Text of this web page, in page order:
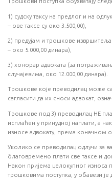
1) судску таксу на предлог и на
– ове таксе су око 3.500,00),
2) предујам и трошкове
– око 5.000,00 динара),
3) хонорар адвоката (за
случајевима, око 12.000,00 динара).
Трошкове које преводилац може
сагласити да их сноси адвокат,
Трошкове под 3) преводилац НЕ
исплаћен у принудној наплати, а
износе адвокату, према коначном
Уколико се преводилац одлучи за
благовремено плати све таксе и
Након пријема целокупног износа
трошковима поступка, у обавези